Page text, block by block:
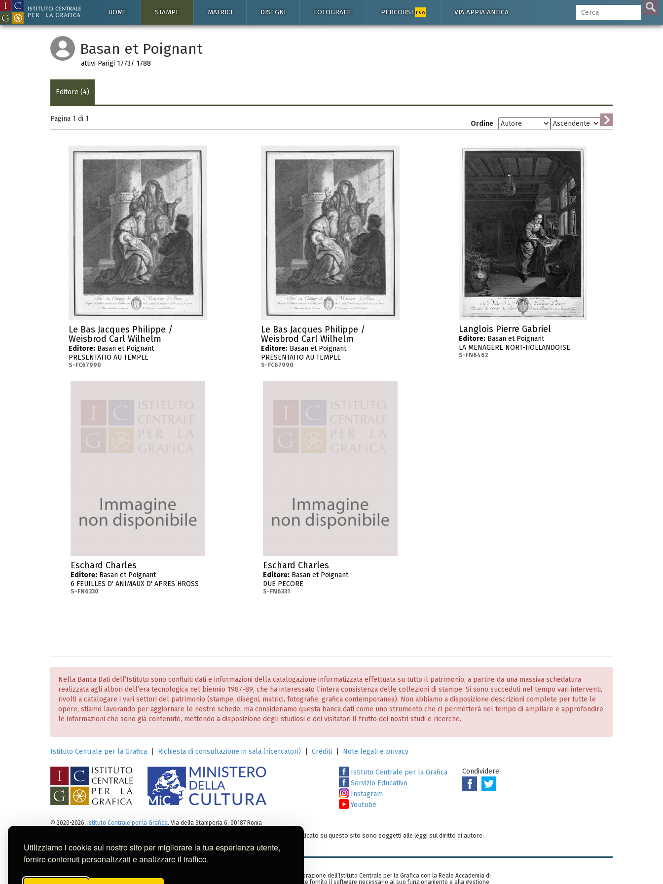
Utilizziamo i cookie sul nostro sito per migliorare la tua esperienza utente,
fornire contenuti personalizzati e analizzare il traffico.
HOME STAMPE MATRICI DISEGNI FOTOGRAFIE PERCORSI new VIA APPIA ANTICA
Basan et Poignant
attivi Parigi 1773/ 1788
Editore (4)
Pagina 1 di 1
Ordine
Le Bas Jacques Philippe /
Weisbrod Carl Wilhelm
Editore: Basan et Poignant
PRESENTATIO AU TEMPLE
S-FC67990
Le Bas Jacques Philippe /
Weisbrod Carl Wilhelm
Editore: Basan et Poignant
PRESENTATIO AU TEMPLE
S-FC67990
Langlois Pierre Gabriel
Editore: Basan et Poignant
LA MENAGERE NORT-HOLLANDOISE
S-FN6462
Eschard Charles
Editore: Basan et Poignant
6 FEUILLES D' ANIMAUX D' APRES HROSS
S-FN6330
Eschard Charles
Editore: Basan et Poignant
DUE PECORE
S-FN6331
Nella Banca Dati dell’Istituto sono confluiti dati e informazioni della catalogazione informatizzata effettuata su tutto il patrimonio, a partire da una massiva schedatura
realizzata agli albori dell’era tecnologica nel biennio 1987-89, che ha interessato l’intera consistenza delle collezioni di stampe. Si sono succeduti nel tempo vari interventi,
rivolti a catalogare i vari settori del patrimonio (stampe, disegni, matrici, fotografie, grafica contemporanea). Non abbiamo a disposizione descrizioni complete per tutte le
opere, stiamo lavorando per aggiornare le nostre schede, ma consideriamo questa banca dati come uno strumento che ci permetterà nel tempo di ampliare e approfondire
le informazioni che sono già contenute, mettendo a disposizione degli studiosi e dei visitatori il frutto dei nostri studi e ricerche.
Istituto Centrale per la Grafica Richiesta di consultazione in sala (ricercatori) Crediti Note legali e privacy
Istituto Centrale per la Grafica
Servizio Educativo
Instagram
Youtube
Condividere:
© 2020-2026. Istituto Centrale per la Grafica. Via della Stamperia 6, 00187 Roma
Tutti i diritti sui cataloghi, sulle immagini, sui testi e/o su altro materiale pubblicato su questo sito sono soggetti alle leggi sul diritto di autore.
Per usi commerciali dei contenuti contattare l'Istituto:
ic-gr@cultura.gov.it
Questa banca dati è stata realizzata nell’ambito di una collaborazione dell’Istituto Centrale per la Grafica con la Reale Accademia di
Belle Arti di San Fernando (Madrid, Spagna), che ha gentilmente fornito il software necessario al suo funzionamento e alla gestione